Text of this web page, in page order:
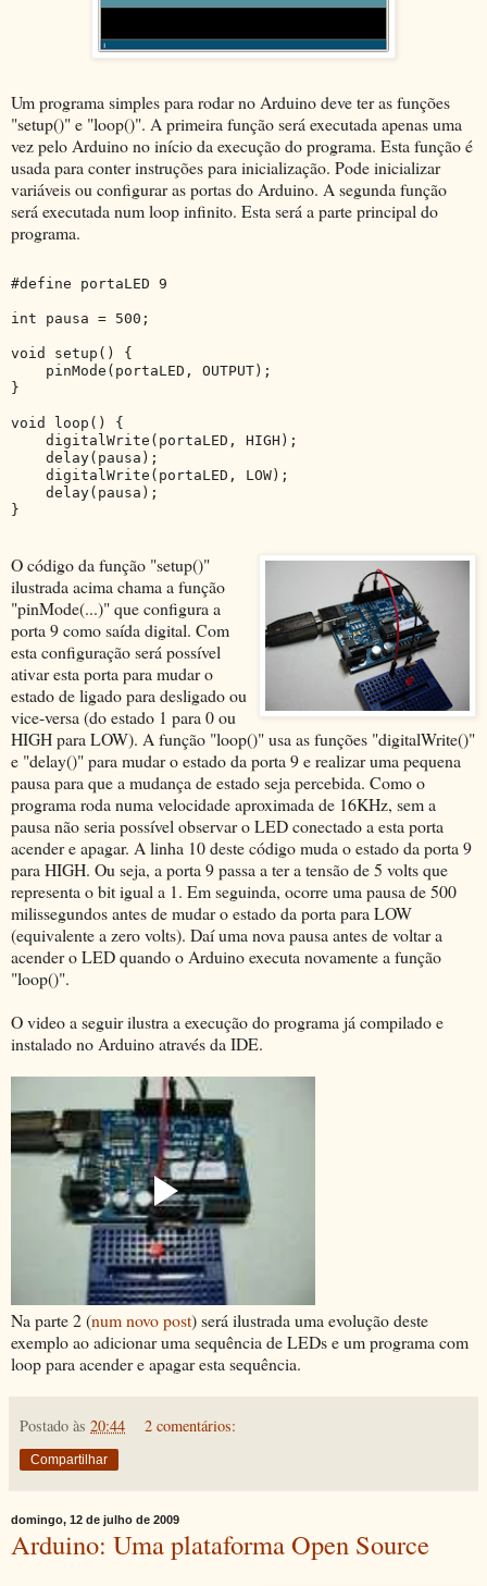
Um programa simples para rodar no Arduino deve ter as funções
"setup()" e "loop()". A primeira função será executada apenas uma
vez pelo Arduino no início da execução do programa. Esta função é
usada para conter instruções para inicialização. Pode inicializar
variáveis ou configurar as portas do Arduino. A segunda função
será executada num loop infinito. Esta será a parte principal do
programa.
#define portaLED 9
int pausa = 500;
void setup() {
    pinMode(portaLED, OUTPUT);
}
void loop() {
    digitalWrite(portaLED, HIGH);
    delay(pausa);
    digitalWrite(portaLED, LOW);
    delay(pausa);
}
O código da função "setup()"
ilustrada acima chama a função
"pinMode(...)" que configura a
porta 9 como saída digital. Com
esta configuração será possível
ativar esta porta para mudar o
estado de ligado para desligado ou
vice-versa (do estado 1 para 0 ou
HIGH para LOW). A função "loop()" usa as funções "digitalWrite()"
e "delay()" para mudar o estado da porta 9 e realizar uma pequena
pausa para que a mudança de estado seja percebida. Como o
programa roda numa velocidade aproximada de 16KHz, sem a
pausa não seria possível observar o LED conectado a esta porta
acender e apagar. A linha 10 deste código muda o estado da porta 9
para HIGH. Ou seja, a porta 9 passa a ter a tensão de 5 volts que
representa o bit igual a 1. Em seguinda, ocorre uma pausa de 500
milissegundos antes de mudar o estado da porta para LOW
(equivalente a zero volts). Daí uma nova pausa antes de voltar a
acender o LED quando o Arduino executa novamente a função
"loop()".
O video a seguir ilustra a execução do programa já compilado e
instalado no Arduino através da IDE.
Na parte 2 (num novo post) será ilustrada uma evolução deste
exemplo ao adicionar uma sequência de LEDs e um programa com
loop para acender e apagar esta sequência.
Postado às 20:44 2 comentários:
Compartilhar
domingo, 12 de julho de 2009
Arduino: Uma plataforma Open Source